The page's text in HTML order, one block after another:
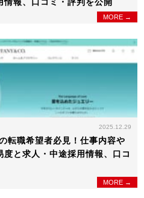
報、口コミ・評判を公開
MORE →
2025.12.29
転職希望者必見！仕事内容や
と求人・中途採用情報、口コ
MORE →